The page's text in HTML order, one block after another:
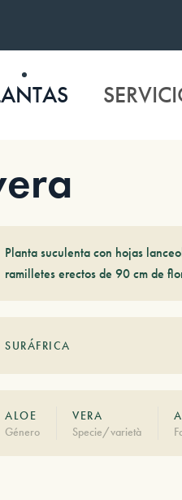
Planta suculenta con hojas
ramilletes erectos de 90 cm de
SURÁFRICA
ALOE
Género
VERA
Specie/varietà